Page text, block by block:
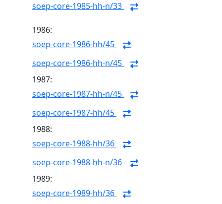
soep-core-1985-hh-n/33
1986:
soep-core-1986-hh/45
soep-core-1986-hh-n/45
1987:
soep-core-1987-hh-n/45
soep-core-1987-hh/45
1988:
soep-core-1988-hh/36
soep-core-1988-hh-n/36
1989:
soep-core-1989-hh/36